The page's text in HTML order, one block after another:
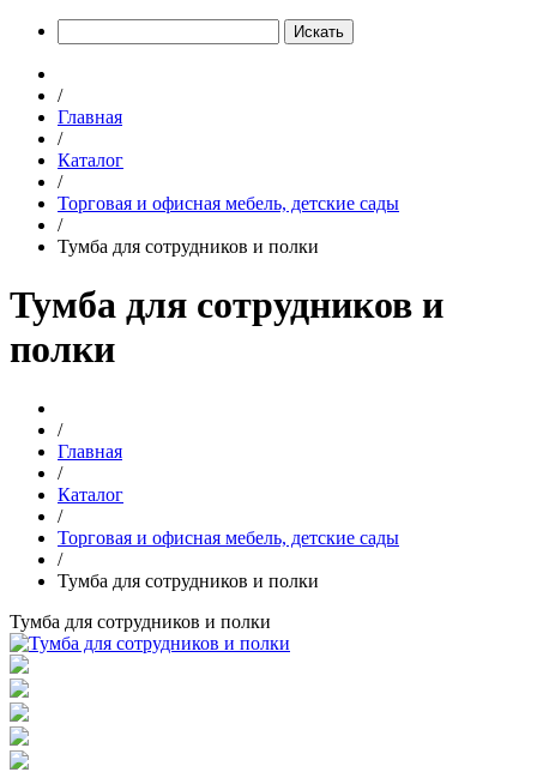
Искать
/
Главная
/
Каталог
/
Торговая и офисная мебель, детские сады
/
Тумба для сотрудников и полки
Тумба для сотрудников и
полки
/
Главная
/
Каталог
/
Торговая и офисная мебель, детские сады
/
Тумба для сотрудников и полки
Тумба для сотрудников и полки